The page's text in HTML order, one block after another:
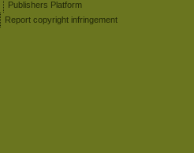
Publishers Platform
Report copyright infringement